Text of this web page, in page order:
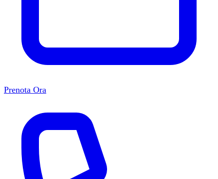
Prenota Ora